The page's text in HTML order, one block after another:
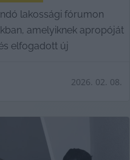
lakossági fórumon
amelyiknek apropóját
elfogadott új
2026. 02. 08.